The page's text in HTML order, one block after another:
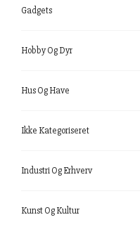
Gadgets
Hobby Og Dyr
Hus Og Have
Ikke Kategoriseret
Industri Og Erhverv
Kunst Og Kultur